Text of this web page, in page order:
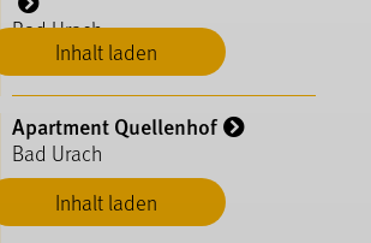
Inhalt laden
Bad Urach
Inhalt laden
Apartment Quellenhof
Bad Urach